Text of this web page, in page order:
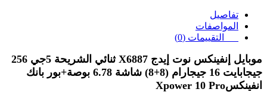
تفاصيل
المواصفات
التقييمات (0)
موبايل إنفينكس نوت إيدج
ثنائي الشريحة 5جي 256
جيجابايت 16 جيجارام (8+8) شاشة 6.78 بوصة+بور بانك
انفينكسXpower 10 Pro